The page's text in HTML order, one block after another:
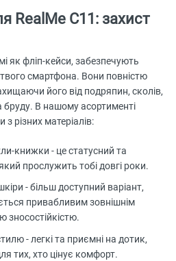
RealMe C11: захист
як фліп-кейси, забезпечують
смартфона. Вони повністю
його від подряпин, сколів,
бруду. В нашому асортименті
різних матеріалів:
книжки - це статусний та
прослужить тобі довгі роки.
- більш доступний варіант,
привабливим зовнішнім
зносостійкістю.
- легкі та приємні на дотик,
тих, хто цінує комфорт.